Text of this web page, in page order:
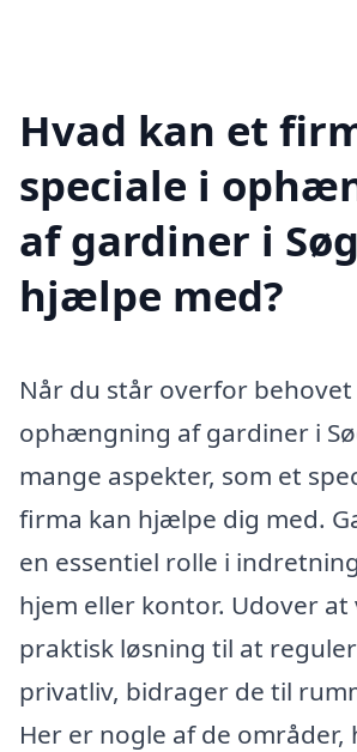
Hvad kan et
speciale i
af gardiner i
hjælpe med?
Når du står overfor
ophængning af gardiner i
mange aspekter, som et
firma kan hjælpe dig med.
en essentiel rolle i
hjem eller kontor. Udover
praktisk løsning til at
privatliv, bidrager de til
Her er nogle af de